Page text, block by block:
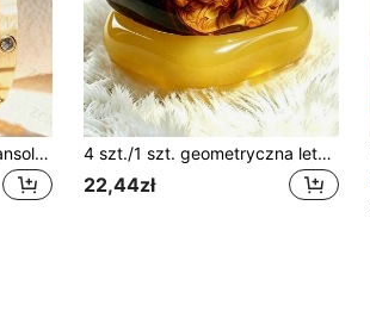
Modny damski zestaw bransoletek ze stali nierdzewnej i miedzi pozłacanej 18K złotem z kwiatowym wzorem i cyrkoniami, zawiera otwartą bransoletkę mankietową w kształcie serca z miedzi i cyrkonii 14K złotej 4 szt./1 szt. geometryczna letnia barwiona bransoletka plażowa z żywicy o zakrzywionym kształcie dla kobiet, asymetryczna bransoleta z żywicy, modna uniwersalna przesadzona asymetryczna vintage z akrylu, minimalistyczny design w stylu boho, biżuteria modowa, nakładana, idealna na co dzień, na imprezę i wakacje, idealny prezent dla par i rodziny
22,44zł